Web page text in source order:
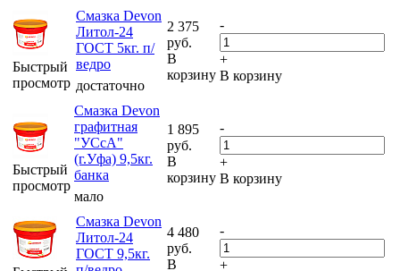
Быстрый
просмотр
Смазка Devon
Литол-24
ГОСТ 5кг. п/
ведро
достаточно
2 375
руб.
В
корзину
-
+
В корзину
Быстрый
просмотр
Смазка Devon
графитная
"УСсА"
(г.Уфа) 9,5кг.
банка
мало
1 895
руб.
В
корзину
-
+
В корзину
Смазка Devon
Литол-24
ГОСТ 9,5кг.
4 480
руб.
В
-
+